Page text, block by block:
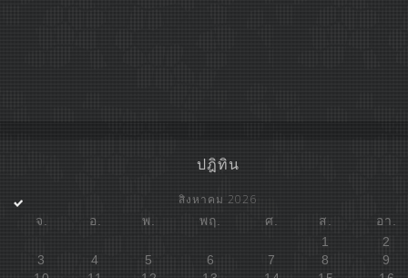
ปฎิทิน
สิงหาคม 2026
จ. อ. พ. พฤ. ศ. ส.
อา.
1
2
3
4 5 6 7 8
9